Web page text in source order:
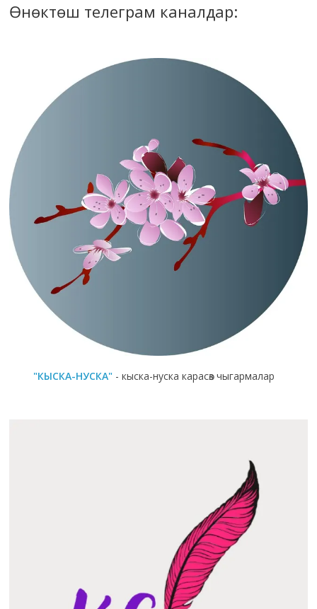
Өнөктөш телеграм каналдар:
"КЫСКА-НУСКА" - кыска-нуска карасөз чыгармалар